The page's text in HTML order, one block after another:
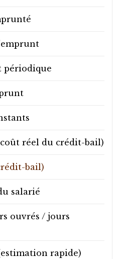
périodique
réel du crédit-bail)
bail)
salarié
ouvrés / jours
rapide)